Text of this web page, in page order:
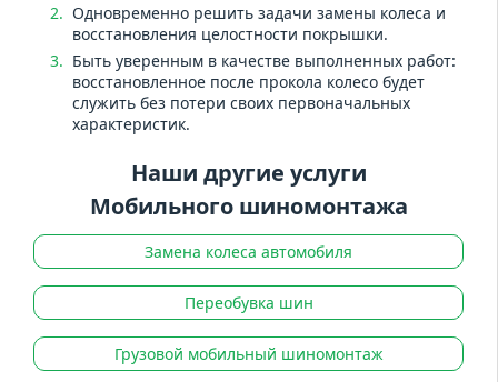
Одновременно решить задачи замены колеса и
восстановления целостности покрышки.
Быть уверенным в качестве выполненных работ:
восстановленное после прокола колесо будет
служить без потери своих первоначальных
характеристик.
Наши другие услуги
Мобильного шиномонтажа
Замена колеса автомобиля
Переобувка шин
Грузовой мобильный шиномонтаж